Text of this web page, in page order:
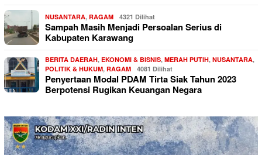
NUSANTARA, RAGAM 4321 Dilihat
Sampah Masih Menjadi Persoalan Serius di
Kabupaten Karawang
BERITA DAERAH, EKONOMI & BISNIS, MERAH PUTIH, NUSANTARA,
POLITIK & HUKUM, RAGAM 4081 Dilihat
Penyertaan Modal PDAM Tirta Siak Tahun 2023
Berpotensi Rugikan Keuangan Negara